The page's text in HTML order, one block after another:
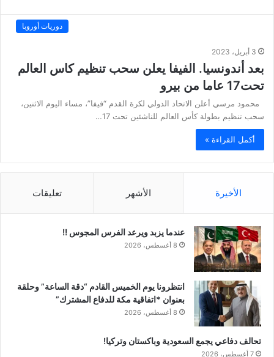
دوريات أوروبا
3 أبريل، 2023
بعد أندونسيا. الفيفا يعلن سحب تنظيم كاس العالم
تحت17 عاما من بيرو
محمود مرسي أعلن الاتحاد الدولي لكرة القدم “فيفا”، مساء اليوم الاثنين،
سحب تنظيم بطولة كأس العالم للناشئين تحت 17…
أكمل القراءة »
الأخيرة الأشهر تعليقات
عندما يزبد ويرعد الفرس المجوس !!
8 أغسطس، 2026
انتظرونا يوم الخميس القادم “دقة الساعة” وحلقة
بعنوان *اتفاقية مكة للدفاع المشترك”
8 أغسطس، 2026
تحالف دفاعي يجمع السعودية وباكستان وتركيا!
7 أغسطس، 2026